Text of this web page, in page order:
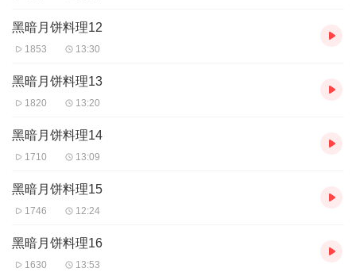
黑暗月饼料理12
1853 13:30
黑暗月饼料理13
1820 13:20
黑暗月饼料理14
1710 13:09
黑暗月饼料理15
1746 12:24
黑暗月饼料理16
1630 13:53